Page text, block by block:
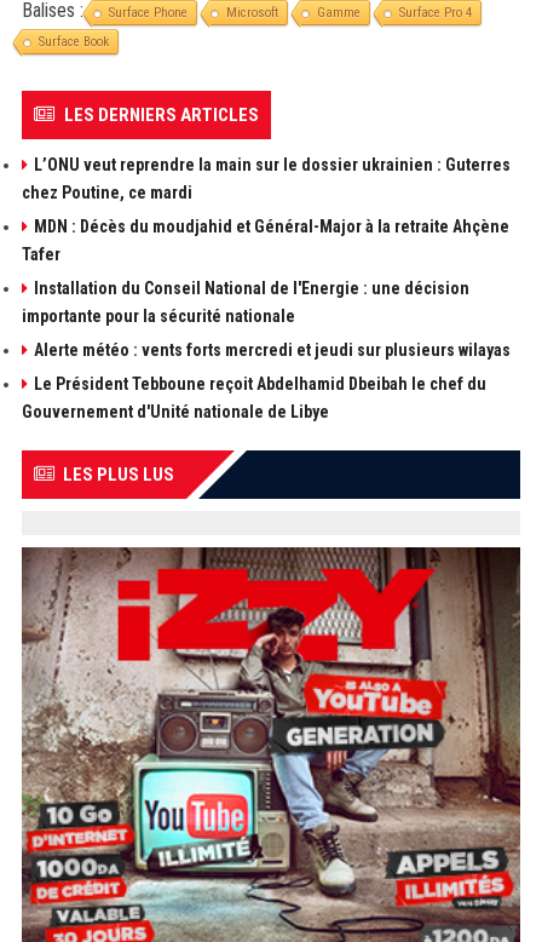
Balises : Surface Phone Microsoft Gamme
Surface Pro 4
Surface Book
LES DERNIERS ARTICLES
L’ONU veut reprendre la main sur le dossier ukrainien : Guterres
chez Poutine, ce mardi
MDN : Décès du moudjahid et Général-Major à la retraite Ahçène
Tafer
Installation du Conseil National de l'Energie : une décision
importante pour la sécurité nationale
Alerte météo : vents forts mercredi et jeudi sur plusieurs wilayas
Le Président Tebboune reçoit Abdelhamid Dbeibah le chef du
Gouvernement d'Unité nationale de Libye
LES PLUS LUS